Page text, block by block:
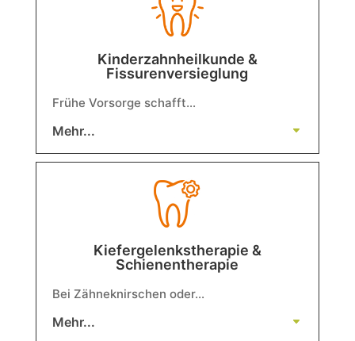
Kinderzahnheilkunde &
Fissurenversieglung
Frühe Vorsorge schafft…
Mehr...
Kiefergelenkstherapie &
Schienentherapie
Bei Zähneknirschen oder…
Mehr...